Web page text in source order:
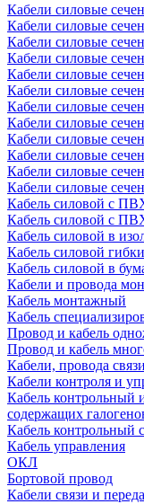
Кабели силовые
Кабели силовые
Кабели силовые
Кабели силовые
Кабели силовые
Кабели силовые
Кабели силовые
Кабели силовые
Кабели силовые
Кабели силовые
Кабели силовые
Кабели силовые
Кабель силовой с
Кабель силовой с
Кабель силовой в
Кабель силовой
Кабель силовой в
Кабели и провода
Кабель монтажный
Кабель
Провод и кабель
Провод и кабель
Кабели, провода
Кабели контроля и
Кабель контрольный
содержащих
Кабель контрольный
Кабель управления
ОКЛ
Бортовой провод
Кабели связи и